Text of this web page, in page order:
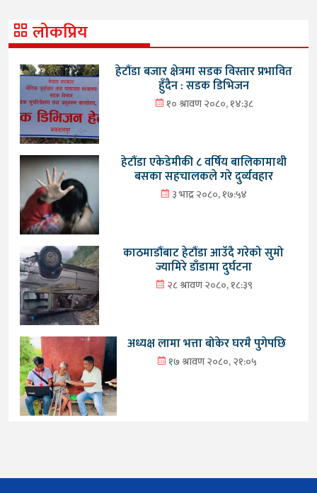
लोकप्रिय
हेटौंडा बजार क्षेत्रमा सडक विस्तार प्रभावित
हुँदैन : सडक डिभिजन
१० श्रावण २०८०, १४:३८
हेटौंडा एकेडेमीकी ८ वर्षिय बालिकामाथी
बसका सहचालकले गरे दुर्व्यवहार
३ भाद्र २०८०, १७:५४
काठमाडौंबाट हेटौंडा आउँदै गरेको सुमो
ज्यामिरे डाँडामा दुर्घटना
२८ श्रावण २०८०, १८:३९
अध्यक्ष लामा भत्ता बोकेर घरमै पुगेपछि
१७ श्रावण २०८०, २१:०५